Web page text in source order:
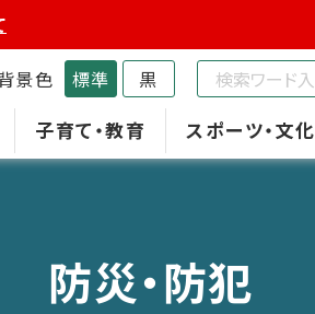
子育て・教育 スポーツ・文化
景色 標準 黒
防災・防犯